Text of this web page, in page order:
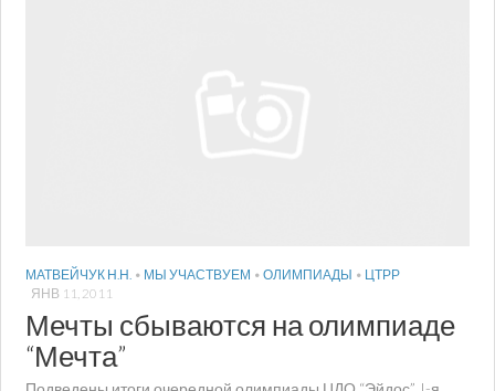
МАТВЕЙЧУК Н.Н. • МЫ УЧАСТВУЕМ • ОЛИМПИАДЫ • ЦТРР
ЯНВ 11, 2011
Мечты сбываются на олимпиаде
“Мечта”